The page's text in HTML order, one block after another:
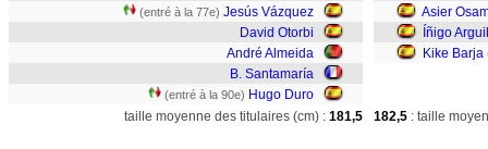
(entré à la 77e) Jesús Vázquez
David Otorbi
André Almeida
B. Santamaría
(entré à la 90e) Hugo Duro
Asier
Íñigo
Kike Barja
taille moyenne des titulaires (cm) : 181,5 182,5 : taille